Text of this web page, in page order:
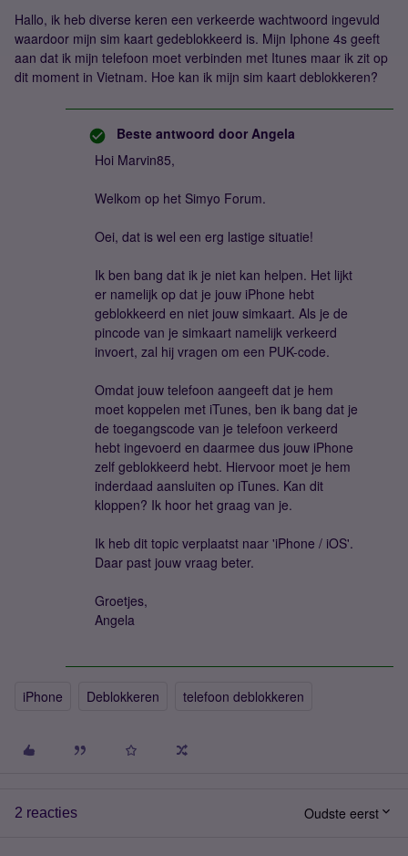
Hallo, ik heb diverse keren een verkeerde wachtwoord ingevuld
waardoor mijn sim kaart gedeblokkeerd is. Mijn Iphone 4s geeft
aan dat ik mijn telefoon moet verbinden met Itunes maar ik zit op
dit moment in Vietnam. Hoe kan ik mijn sim kaart deblokkeren?
Beste antwoord door Angela
Hoi Marvin85,
Welkom op het Simyo Forum.
Oei, dat is wel een erg lastige situatie!
Ik ben bang dat ik je niet kan helpen. Het lijkt
er namelijk op dat je jouw iPhone hebt
geblokkeerd en niet jouw simkaart. Als je de
pincode van je simkaart namelijk verkeerd
invoert, zal hij vragen om een PUK-code.
Omdat jouw telefoon aangeeft dat je hem
moet koppelen met iTunes, ben ik bang dat je
de toegangscode van je telefoon verkeerd
hebt ingevoerd en daarmee dus jouw iPhone
zelf geblokkeerd hebt. Hiervoor moet je hem
inderdaad aansluiten op iTunes. Kan dit
kloppen? Ik hoor het graag van je.
Ik heb dit topic verplaatst naar 'iPhone / iOS'.
Daar past jouw vraag beter.
Groetjes,
Angela
iPhone Deblokkeren telefoon deblokkeren
2 reacties Oudste eerst